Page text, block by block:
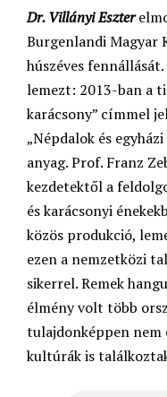
Dr. Villányi Eszter
Burgenlandi Magyar
húszéves
lemezt: 2013-ban a
karácsony” címmel
„Népdalok és
anyag. Prof. Franz
kezdetektől a
és karácsonyi
közös produkció,
ezen a nemzetközi
sikerrel. Remek
élmény volt több
tulajdonképpen nem
kultúrák is